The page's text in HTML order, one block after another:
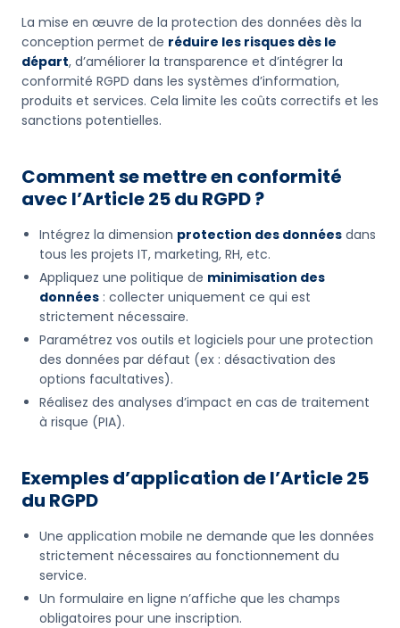
La mise en œuvre de la protection des données dès la
conception permet de réduire les risques dès le
départ, d’améliorer la transparence et d’intégrer la
conformité RGPD dans les systèmes d’information,
produits et services. Cela limite les coûts correctifs et les
sanctions potentielles.
Comment se mettre en conformité
avec l’Article 25 du RGPD ?
Intégrez la dimension protection des données dans
tous les projets IT, marketing, RH, etc.
Appliquez une politique de minimisation des
données : collecter uniquement ce qui est
strictement nécessaire.
Paramétrez vos outils et logiciels pour une protection
des données par défaut (ex : désactivation des
options facultatives).
Réalisez des analyses d’impact en cas de traitement
à risque (PIA).
Exemples d’application de l’Article 25
du RGPD
Une application mobile ne demande que les données
strictement nécessaires au fonctionnement du
service.
Un formulaire en ligne n’affiche que les champs
obligatoires pour une inscription.